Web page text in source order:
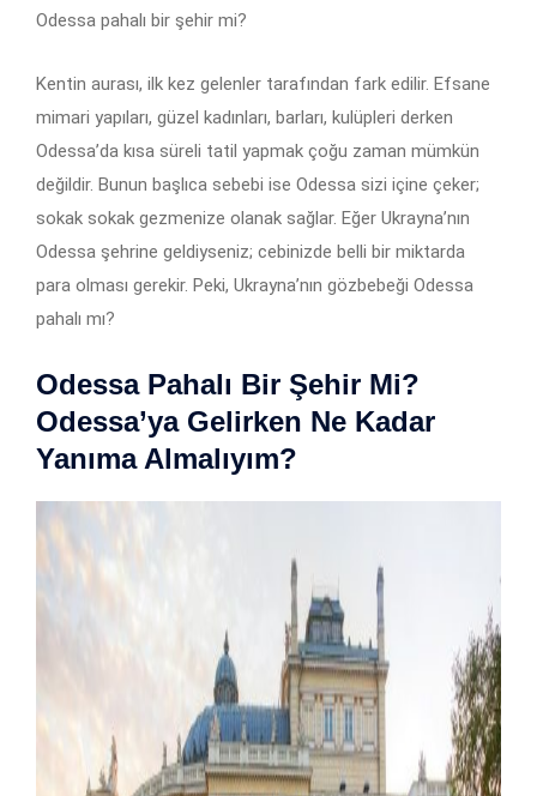
Odessa pahalı bir şehir mi?
Kentin aurası, ilk kez gelenler tarafından fark edilir. Efsane
mimari yapıları, güzel kadınları, barları, kulüpleri derken
Odessa’da kısa süreli tatil yapmak çoğu zaman mümkün
değildir. Bunun başlıca sebebi ise Odessa sizi içine çeker;
sokak sokak gezmenize olanak sağlar. Eğer Ukrayna’nın
Odessa şehrine geldiyseniz; cebinizde belli bir miktarda
para olması gerekir. Peki, Ukrayna’nın gözbebeği Odessa
pahalı mı?
Odessa Pahalı Bir Şehir Mi?
Odessa’ya Gelirken Ne Kadar
Yanıma Almalıyım?